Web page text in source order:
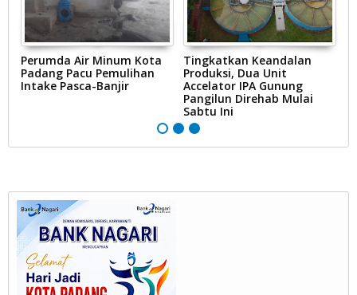
Perumda Air Minum Kota
Padang Pacu Pemulihan
Intake Pasca-Banjir
Tingkatkan Keandalan
Produksi, Dua Unit
Accelator IPA Gunung
Pangilun Direhab Mulai
Sabtu Ini